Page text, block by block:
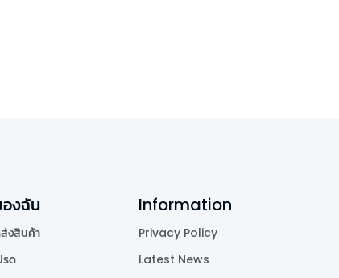
งฉัน
งสินค้า
รด
Information
Privacy Policy
Latest News